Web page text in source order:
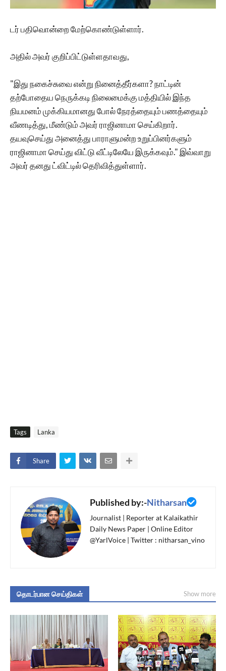
டர் பதிவொன்றை மேற்கொண்டுள்ளார்.
அதில் அவர் குறிப்பிட்டுள்ளதாவது,
"இது நகைச்சுவை என்று நினைத்தீர்களா? நாட்டின்
தற்போதைய நெருக்கடி நிலைமைக்கு மத்தியில் இந்த
நியமனம் முக்கியமானது போல் நேரத்தையும் பணத்தையும்
வீணடித்து, மீண்டும் அவர் ராஜினாமா செய்கிறார்.
தயவுசெய்து அனைத்து பாராளுமன்ற உறுப்பினர்களும்
ராஜினாமா செய்து விட்டு வீட்டிலேயே இருக்கவும்." இவ்வாறு
அவர் தனது ட்விட்டில் தெரிவித்துள்ளார்.
Tags Lanka
Share
Published by:-Nitharsan
Journalist | Reporter at Kalaikathir
Daily News Paper | Online Editor
@YarlVoice | Twitter : nitharsan_vino
தொடர்பான செய்திகள் Show more